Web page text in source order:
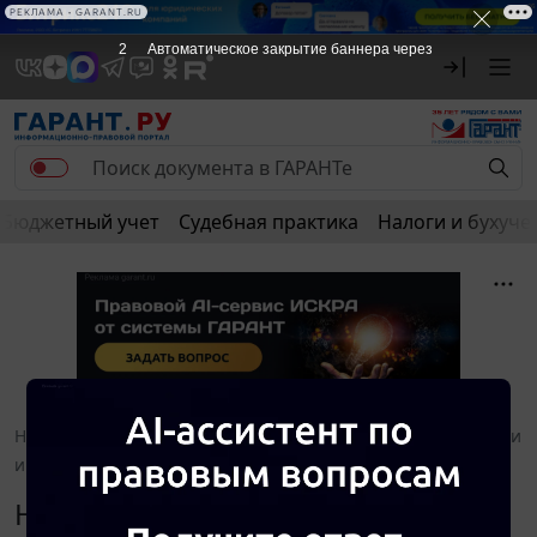
Бюджетный учет Судебная практика Налоги и
Новости и аналитика Правовые консультации
Налоги
и налогообложение
Навигатор. Июнь 2024
Налоги и налогообложение.
2 Автоматическое закрытие баннера через
РЕКЛАМА • GARANT.RU